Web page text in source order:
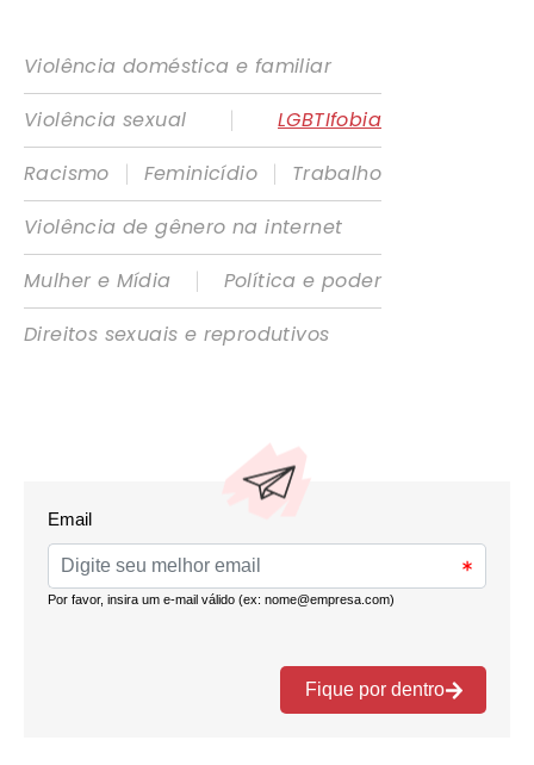
Violência doméstica e familiar
Violência sexual
|
LGBTIfobia
Racismo
| Feminicídio |
Trabalho
Violência de gênero na internet
Mulher e Mídia
|
Política e poder
Direitos sexuais e reprodutivos